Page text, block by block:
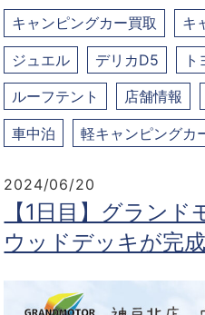
キャンピングカー買取 キ
ジュエル デリカD5 ト
ルーフテント 店舗情報
車中泊 軽キャンピングカ
2024/06/20
【1日目】グラン
ウッドデッキが完